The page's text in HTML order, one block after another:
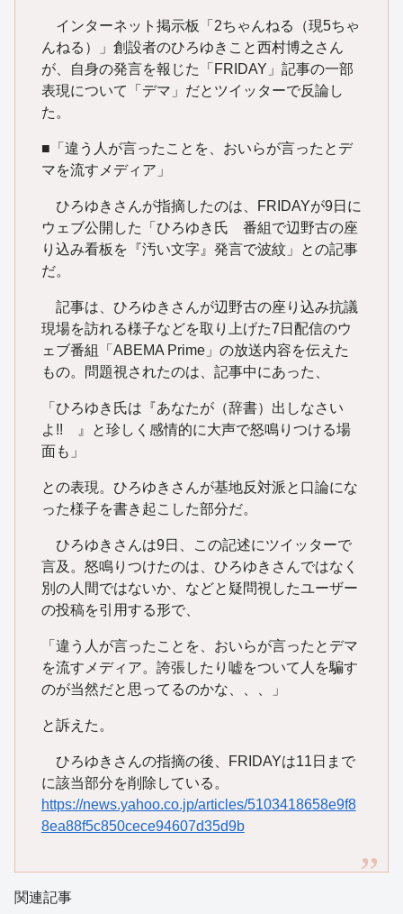
インターネット掲示板「2ちゃんねる（現5ちゃ
んねる）」創設者のひろゆきこと西村博之さん
が、自身の発言を報じた「FRIDAY」記事の一部
表現について「デマ」だとツイッターで反論し
た。
■「違う人が言ったことを、おいらが言ったとデ
マを流すメディア」
ひろゆきさんが指摘したのは、FRIDAYが9日に
ウェブ公開した「ひろゆき氏 番組で辺野古の座
り込み看板を『汚い文字』発言で波紋」との記事
だ。
記事は、ひろゆきさんが辺野古の座り込み抗議
現場を訪れる様子などを取り上げた7日配信のウ
ェブ番組「ABEMA Prime」の放送内容を伝えた
もの。問題視されたのは、記事中にあった、
「ひろゆき氏は『あなたが（辞書）出しなさい
よ!! 』と珍しく感情的に大声で怒鳴りつける場
面も」
との表現。ひろゆきさんが基地反対派と口論にな
った様子を書き起こした部分だ。
ひろゆきさんは9日、この記述にツイッターで
言及。怒鳴りつけたのは、ひろゆきさんではなく
別の人間ではないか、などと疑問視したユーザー
の投稿を引用する形で、
「違う人が言ったことを、おいらが言ったとデマ
を流すメディア。誇張したり嘘をついて人を騙す
のが当然だと思ってるのかな、、、」
と訴えた。
ひろゆきさんの指摘の後、FRIDAYは11日まで
に該当部分を削除している。
https://news.yahoo.co.jp/articles/5103418658e9f8
8ea88f5c850cece94607d35d9b
関連記事